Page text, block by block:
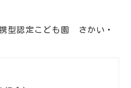
型認定こども園 さかい・